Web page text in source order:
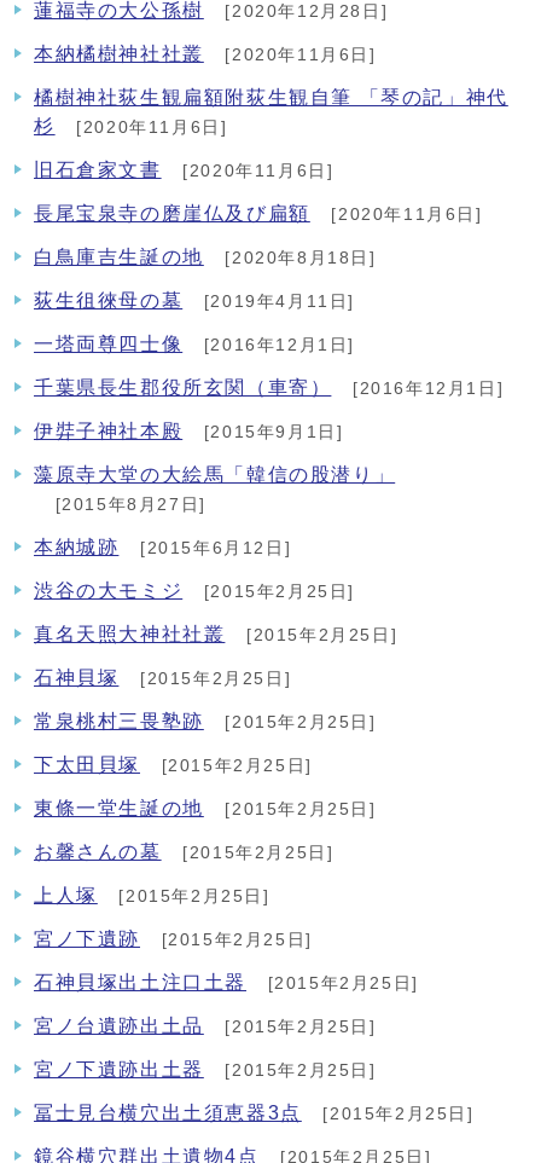
蓮福寺の大公孫樹 [2020年12月28日]
本納橘樹神社社叢 [2020年11月6日]
橘樹神社荻生観扁額附荻生観自筆 「琴の記」神代
杉
[2020年11月6日]
旧石倉家文書 [2020年11月6日]
長尾宝泉寺の磨崖仏及び扁額 [2020年11月6日]
白鳥庫吉生誕の地 [2020年8月18日]
荻生徂徠母の墓 [2019年4月11日]
一塔両尊四士像 [2016年12月1日]
千葉県長生郡役所玄関（車寄） [2016年12月1日]
伊弉子神社本殿 [2015年9月1日]
藻原寺大堂の大絵馬「韓信の股潜り」
[2015年8月27日]
本納城跡 [2015年6月12日]
渋谷の大モミジ [2015年2月25日]
真名天照大神社社叢 [2015年2月25日]
石神貝塚 [2015年2月25日]
常泉桃村三畏塾跡 [2015年2月25日]
下太田貝塚 [2015年2月25日]
東條一堂生誕の地 [2015年2月25日]
お馨さんの墓 [2015年2月25日]
上人塚 [2015年2月25日]
宮ノ下遺跡 [2015年2月25日]
石神貝塚出土注口土器 [2015年2月25日]
宮ノ台遺跡出土品 [2015年2月25日]
宮ノ下遺跡出土器 [2015年2月25日]
冨士見台横穴出土須恵器3点 [2015年2月25日]
鏡谷横穴群出土遺物4点 [2015年2月25日]